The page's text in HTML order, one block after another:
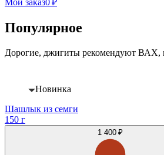
Мой заказ0 ₽
Популярное
Дорогие, джигиты рекомендуют ВАХ,
Новинка
Шашлык из семги
150 г
1 400 ₽